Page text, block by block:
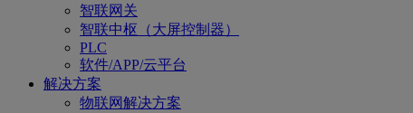
智联网关
智联中枢（大屏控制器）
PLC
软件/APP/云平台
解决方案
物联网解决方案